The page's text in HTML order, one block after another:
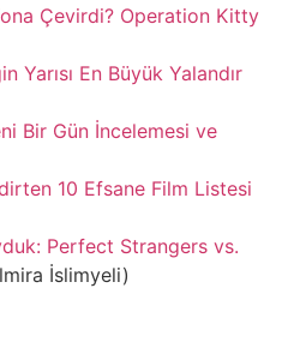
Çevirdi? Operation Kitty
Yarısı En Büyük Yalandır
Bir Gün İncelemesi ve
10 Efsane Film Listesi
Perfect Strangers vs.
İslimyeli)